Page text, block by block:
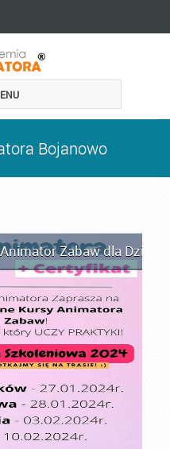
Bojanowo
Animator Zabaw dla Dzieci